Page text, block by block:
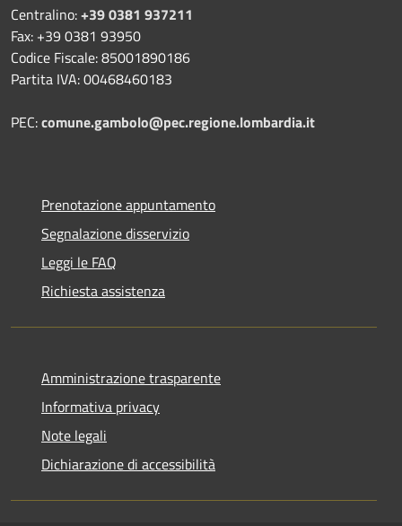
Centralino:+39 0381 937211
Fax: +39 0381 93950
Codice Fiscale: 85001890186
Partita IVA: 00468460183
PEC:comune.gambolo@pec.regione.lombardia.it
Prenotazione appuntamento
Segnalazione disservizio
Leggi le FAQ
Richiesta assistenza
Amministrazione trasparente
Informativa privacy
Note legali
Dichiarazione di accessibilità